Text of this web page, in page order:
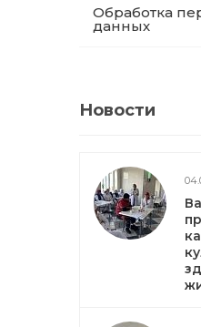
Обработка
данных
Новости